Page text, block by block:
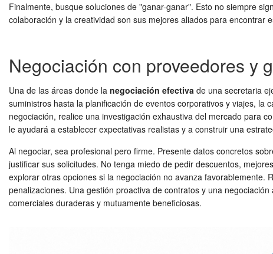
Finalmente, busque soluciones de "ganar-ganar". Esto no siempre
colaboración y la creatividad son sus mejores aliados para
Negociación con proveedores y
Una de las áreas donde la negociación efectiva de una secretaria
suministros hasta la planificación de eventos corporativos y viajes,
negociación, realice una investigación exhaustiva del mercado para
le ayudará a establecer expectativas realistas y a construir una
Al negociar, sea profesional pero firme. Presente datos concretos
justificar sus solicitudes. No tenga miedo de pedir descuentos,
explorar otras opciones si la negociación no avanza
penalizaciones. Una gestión proactiva de contratos y una
comerciales duraderas y mutuamente beneficiosas.